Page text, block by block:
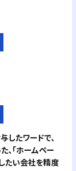
したワードで、
「ホームペー
たい会社を精度